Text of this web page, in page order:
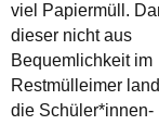
viel Papiermüll.
dieser nicht aus
Bequemlichkeit im
Restmülleimer
die Schüler*innen-